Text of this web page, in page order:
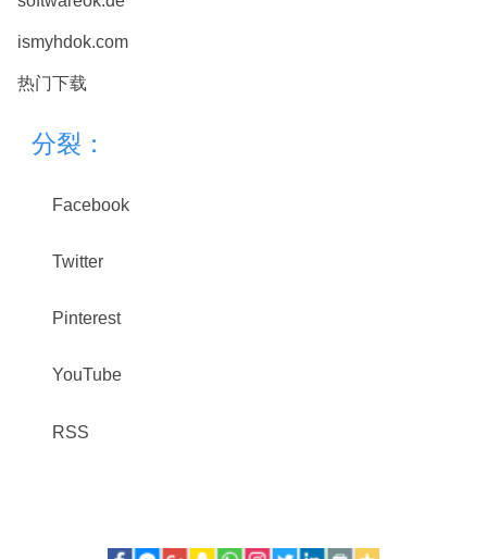
ismyhdok.com
热门下载
分裂：
Facebook
Twitter
Pinterest
YouTube
RSS